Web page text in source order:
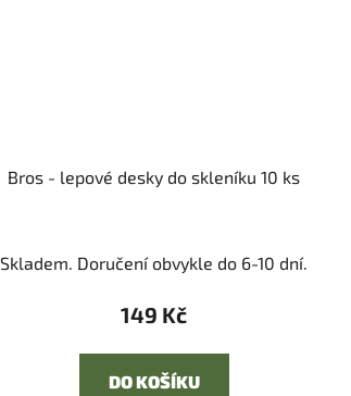
Bros - lepové desky do skleníku 10 ks
Skladem. Doručení obvykle do 6-10 dní.
149 Kč
DO KOŠÍKU